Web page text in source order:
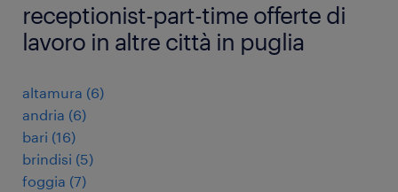
receptionist-part-time offerte di
lavoro in altre città in puglia
altamura (6)
andria (6)
bari (16)
brindisi (5)
foggia (7)